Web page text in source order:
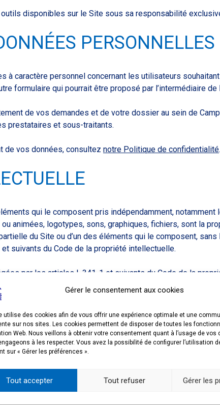
Gérer le consentement aux cookies
utilise des cookies afin de vous offrir une expérience optimale et une
sur nos sites. Les cookies permettent de disposer de toutes les
Web. Nous veillons à obtenir votre consentement quant à l’usage de vos
à les respecter. Vous avez la possibilité de configurer l’utilisation
sur « Gérer les préférences ».
Tout accepter Tout refuser Gérer les
disponibles sur le Site sous sa responsabilité
PERSONNELLES
à caractère personnel concernant les utilisateurs
formulaire qui pourrait être proposé par l’intermédiaire de
de vos demandes et de votre dossier au sein de
prestataires et sous-traitants.
de vos données, consultez notre Politique de confidentialité.
qui le composent pris indépendamment,
animées, logotypes, sons, graphiques, fichiers, sont la
du Site ou d’un des éléments qui le composent,
suivants du Code de la propriété intellectuelle.
par les articles L.341-1 et suivants du Code de la
des bases de données est sanctionnée.
marques déposées par Campus France ou par des
violation des interdictions prévues aux articles L.713-2
sociales, logos, slogans, noms commerciaux,
autorisation expresse est susceptible de constituer